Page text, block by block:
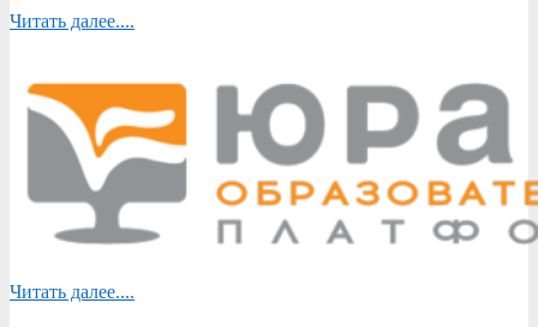
Читать далее....
Читать далее....